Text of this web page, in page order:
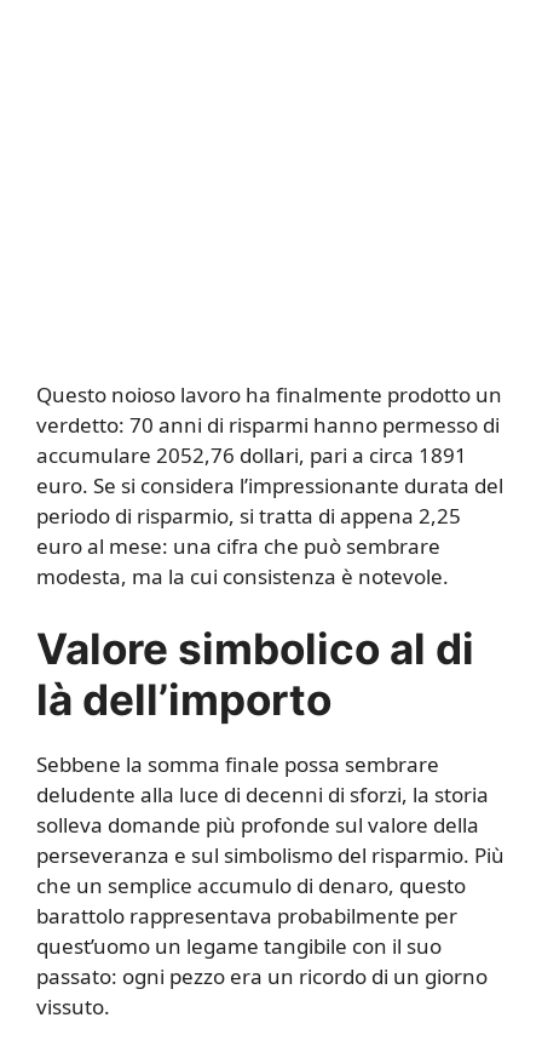
Questo noioso lavoro ha finalmente prodotto un
verdetto: 70 anni di risparmi hanno permesso di
accumulare 2052,76 dollari, pari a circa 1891
euro. Se si considera l’impressionante durata del
periodo di risparmio, si tratta di appena 2,25
euro al mese: una cifra che può sembrare
modesta, ma la cui consistenza è notevole.
Valore simbolico al di
là dell’importo
Sebbene la somma finale possa sembrare
deludente alla luce di decenni di sforzi, la storia
solleva domande più profonde sul valore della
perseveranza e sul simbolismo del risparmio. Più
che un semplice accumulo di denaro, questo
barattolo rappresentava probabilmente per
quest’uomo un legame tangibile con il suo
passato: ogni pezzo era un ricordo di un giorno
vissuto.